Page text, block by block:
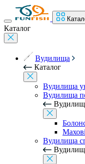
Каталог
Вудилища
Каталог
Вудилища
Вудилища
Вудилища